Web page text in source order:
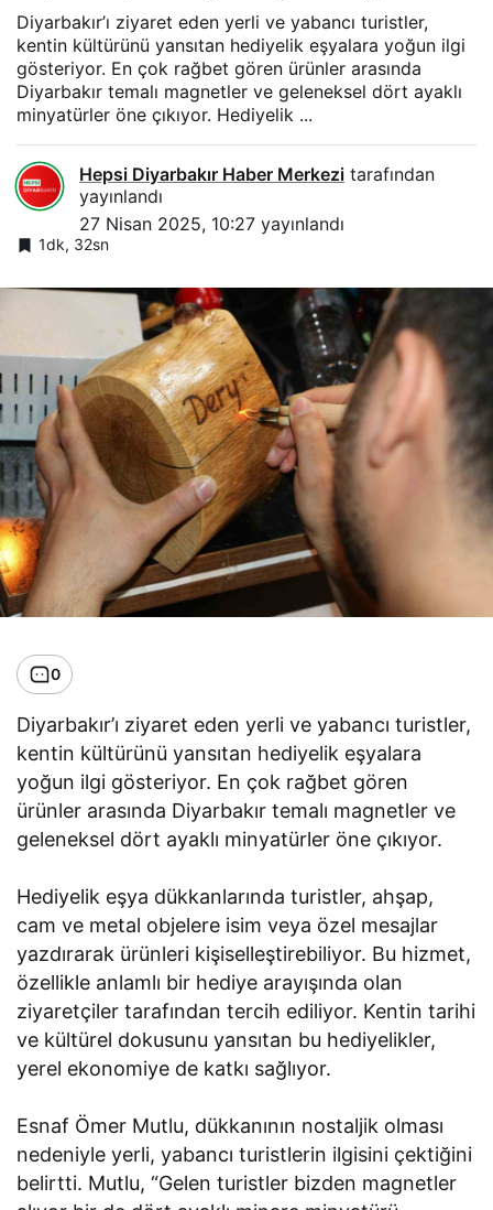
Diyarbakır’ı ziyaret eden yerli ve yabancı turistler,
kentin kültürünü yansıtan hediyelik eşyalara yoğun ilgi
gösteriyor. En çok rağbet gören ürünler arasında
Diyarbakır temalı magnetler ve geleneksel dört ayaklı
minyatürler öne çıkıyor. Hediyelik ...
Hepsi Diyarbakır Haber Merkezi tarafından
yayınlandı
27 Nisan 2025, 10:27 yayınlandı
1dk, 32sn
0
Diyarbakır’ı ziyaret eden yerli ve yabancı turistler,
kentin kültürünü yansıtan hediyelik eşyalara
yoğun ilgi gösteriyor. En çok rağbet gören
ürünler arasında Diyarbakır temalı magnetler ve
geleneksel dört ayaklı minyatürler öne çıkıyor.
Hediyelik eşya dükkanlarında turistler, ahşap,
cam ve metal objelere isim veya özel mesajlar
yazdırarak ürünleri kişiselleştirebiliyor. Bu hizmet,
özellikle anlamlı bir hediye arayışında olan
ziyaretçiler tarafından tercih ediliyor. Kentin tarihi
ve kültürel dokusunu yansıtan bu hediyelikler,
yerel ekonomiye de katkı sağlıyor.
Esnaf Ömer Mutlu, dükkanının nostaljik olması
nedeniyle yerli, yabancı turistlerin ilgisini çektiğini
belirtti. Mutlu, “Gelen turistler bizden magnetler